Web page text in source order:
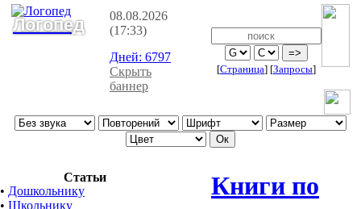
Логопед
08.08.2026
(17:33)
Дней:6797
Скрыть
баннер
[Страница] [Запросы]
Статьи
• Дошкольнику
• Школьнику
Книги по